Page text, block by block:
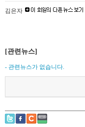
김은자
[관련뉴스]
- 관련뉴스가 없습니다.